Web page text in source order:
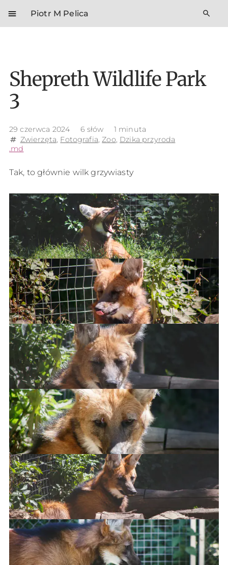
menu Piotr M Pelica search
Shepreth Wildlife Park
3
29 czerwca 2024 6 słów 1 minuta
tag Zwierzęta, Fotografia,Zoo, Dzika przyroda
.md
Tak, to głównie wilk grzywiasty